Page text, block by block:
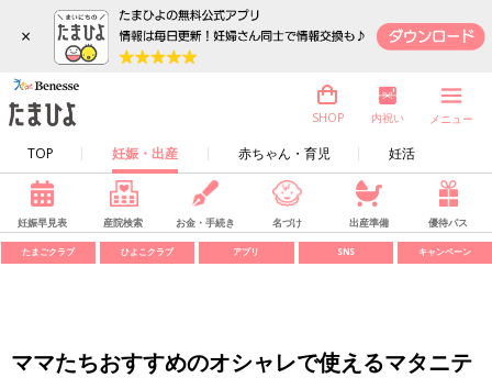
×
TOP 妊娠・出産 赤ちゃん・育児 妊活
SHOP 内祝い メニュー
妊娠早見表 産院検索 お金・手続き 名づけ 出産準備 優待パス
たまごクラブ ひよこクラブ アプリ SNS キャンペーン
ママたちおすすめのオシャレで使えるマタニテ